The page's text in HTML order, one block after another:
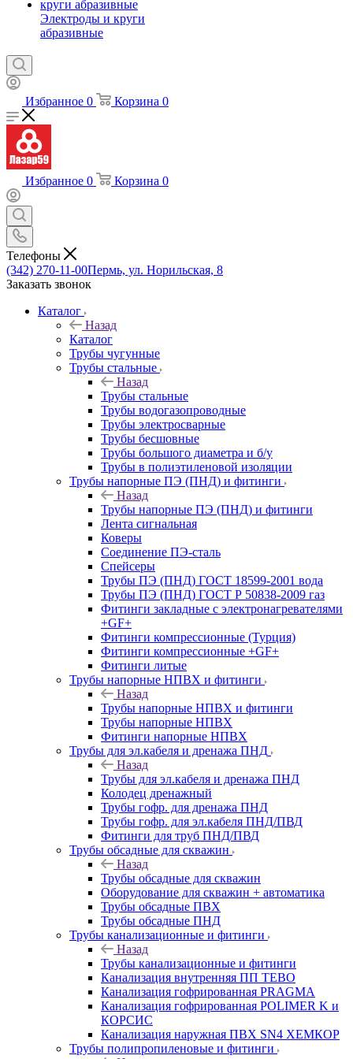
Электроды и круги
абразивные
Избранное 0 Корзина 0
Избранное 0 Корзина 0
Телефоны
(342) 270-11-00Пермь, ул. Норильская, 8
Заказать звонок
Каталог
Назад
Каталог
Трубы чугунные
Трубы стальные
Назад
Трубы стальные
Трубы водогазопроводные
Трубы электросварные
Трубы бесшовные
Трубы большого диаметра и б/у
Трубы в полиэтиленовой изоляции
Трубы напорные ПЭ (ПНД) и фитинги
Назад
Трубы напорные ПЭ (ПНД) и фитинги
Лента сигнальная
Коверы
Соединение ПЭ-сталь
Спейсеры
Трубы ПЭ (ПНД) ГОСТ 18599-2001 вода
Трубы ПЭ (ПНД) ГОСТ Р 50838-2009 газ
Фитинги закладные с электронагревателями
+GF+
Фитинги компрессионные (Турция)
Фитинги компрессионные +GF+
Фитинги литые
Трубы напорные НПВХ и фитинги
Назад
Трубы напорные НПВХ и фитинги
Трубы напорные НПВХ
Фитинги напорные НПВХ
Трубы для эл.кабеля и дренажа ПНД
Назад
Трубы для эл.кабеля и дренажа ПНД
Колодец дренажный
Трубы гофр. для дренажа ПНД
Трубы гофр. для эл.кабеля ПНД/ПВД
Фитинги для труб ПНД/ПВД
Трубы обсадные для скважин
Назад
Трубы обсадные для скважин
Оборудование для скважин + автоматика
Трубы обсадные ПВХ
Трубы обсадные ПНД
Трубы канализационные и фитинги
Назад
Трубы канализационные и фитинги
Канализация внутренняя ПП TEBO
Канализация гофрированная PRAGMA
Канализация гофрированная POLIMER K и
КОРСИС
Канализация наружная ПВХ SN4 ХЕМКОР
Трубы полипропиленовые и фитинги